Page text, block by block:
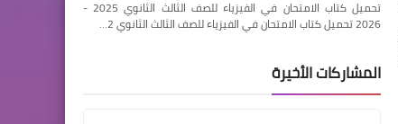
تحميل كتاب الامتحان في الفيزياء للصف الثالث الثانوي 2025 -
2026 تحميل كتاب الامتحان في الفيزياء للصف الثالث الثانوي 2…
المشاركات الأخيرة